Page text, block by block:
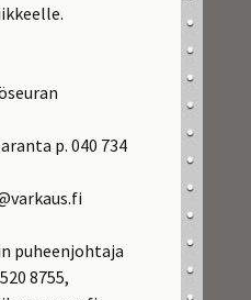
p. 040 734
puheenjohtaja
8755,